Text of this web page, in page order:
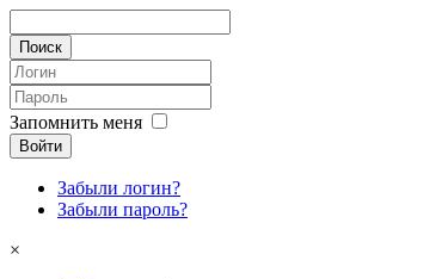
Запомнить меня
Войти
Забыли логин?
Забыли пароль?
×